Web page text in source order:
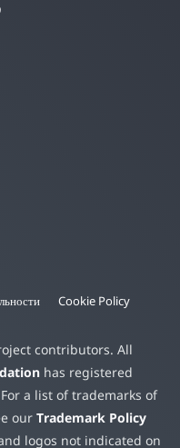
Cookie Policy
contributors. All
has registered
a list of trademarks of
our Trademark Policy
logos not indicated on